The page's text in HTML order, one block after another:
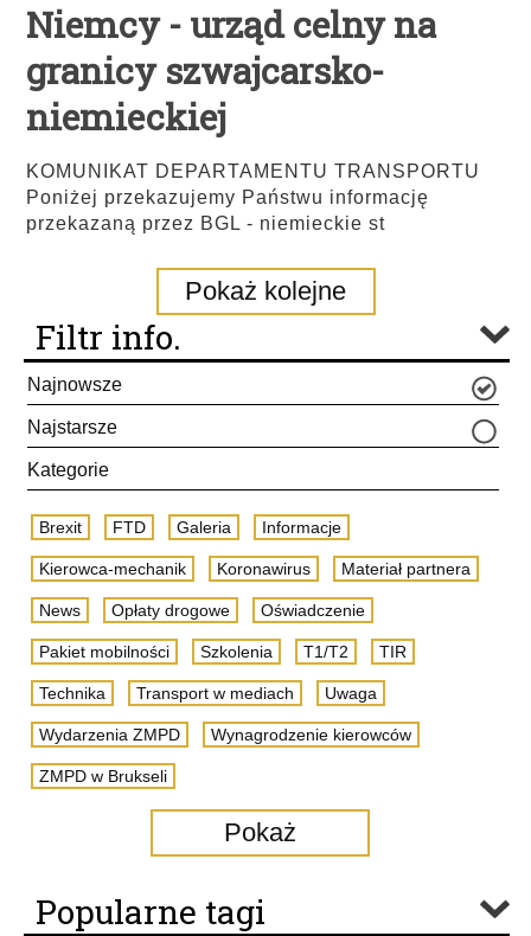
Niemcy - urząd celny na
granicy szwajcarsko-
niemieckiej
KOMUNIKAT DEPARTAMENTU TRANSPORTU
Poniżej przekazujemy Państwu informację
przekazaną przez BGL - niemieckie st
Pokaż kolejne
Filtr info.
Najnowsze
Najstarsze
Kategorie
Brexit FTD Galeria Informacje
Kierowca-mechanik Koronawirus Materiał partnera
News Opłaty drogowe Oświadczenie
Pakiet mobilności Szkolenia T1/T2 TIR
Technika Transport w mediach Uwaga
Wydarzenia ZMPD Wynagrodzenie kierowców
ZMPD w Brukseli
Pokaż
Popularne tagi